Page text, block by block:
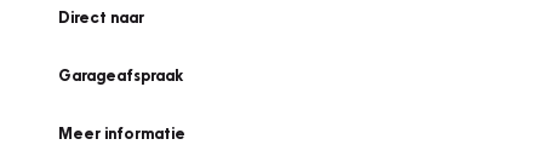
Direct naar
Garageafspraak
Meer informatie